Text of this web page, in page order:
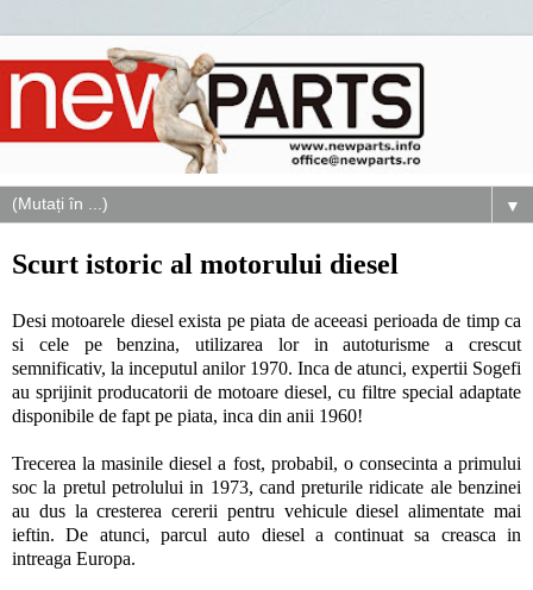
▼
Scurt istoric al motorului diesel
Desi motoarele diesel exista pe piata de aceeasi perioada de timp ca
si cele pe benzina, utilizarea lor in autoturisme a crescut
semnificativ, la inceputul anilor 1970. Inca de atunci, expertii Sogefi
au sprijinit producatorii de motoare diesel, cu filtre special adaptate
disponibile de fapt pe piata, inca din anii 1960!
Trecerea la masinile diesel a fost, probabil, o consecinta a primului
soc la pretul petrolului in 1973, cand preturile ridicate ale benzinei
au dus la cresterea cererii pentru vehicule diesel alimentate mai
ieftin. De atunci, parcul auto diesel a continuat sa creasca in
intreaga Europa.